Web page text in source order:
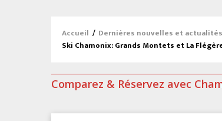
Accueil / Dernières nouvelles et
Ski Chamonix: Grands Montets et La
Comparez & Réservez avec